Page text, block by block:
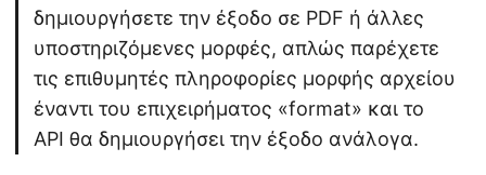
δημιουργήσετε την έξοδο σε PDF ή άλλες
υποστηριζόμενες μορφές, απλώς παρέχετε
τις επιθυμητές πληροφορίες μορφής αρχείου
έναντι του επιχειρήματος «format» και το
API θα δημιουργήσει την έξοδο ανάλογα.